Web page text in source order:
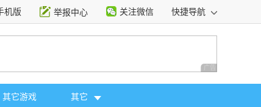
机版 举报中心 关注微信 快捷导航
广告 商业广告，理
其它游戏 其它